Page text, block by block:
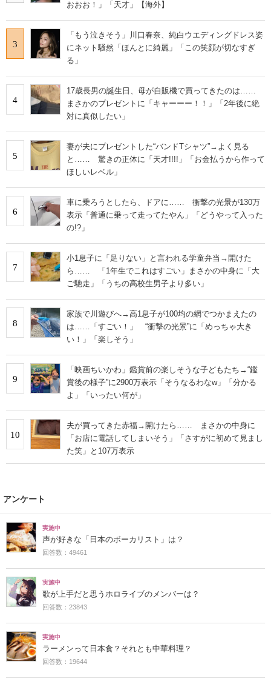
おおお！」「天才」【海外】
3
「もう泣きそう」川口春奈、純白ウエディングドレス姿
にネット騒然「ほんとに綺麗」「この笑顔が切なすぎ
る」
4
17歳長男の誕生日、母が自販機で買ってきたのは……
まさかのプレゼントに「キャーーー！！」「2年後に絶
対に真似したい」
5
妻が夫にプレゼントした“バンドTシャツ”→よく見る
と…… 驚きの正体に「天才!!!!」「お金払うから作って
ほしいレベル」
6
車に乗ろうとしたら、ドアに…… 衝撃の光景が130万
表示「普通に乗って走ってたやん」「どうやって入った
の!?」
7
小1息子に「足りない」と言われる学童弁当→開けた
ら…… 「1年生でこれはすごい」まさかの中身に「大
ご馳走」「うちの高校生男子より多い」
8
家族で川遊びへ→高1息子が100均の網でつかまえたの
は……「すごい！」 “衝撃の光景”に「めっちゃ大き
い！」「楽しそう」
9
「映画ちいかわ」鑑賞前の楽しそうな子どもたち→“鑑
賞後の様子”に2900万表示「そうなるわなw」「分かる
よ」「いったい何が」
10
夫が買ってきた赤福→開けたら…… まさかの中身に
「お店に電話してしまいそう」「さすがに初めて見まし
た笑」と107万表示
アンケート
実施中
声が好きな「日本のボーカリスト」は？
回答数：49461
実施中
歌が上手だと思うホロライブのメンバーは？
回答数：23843
実施中
ラーメンって日本食？それとも中華料理？
回答数：19644